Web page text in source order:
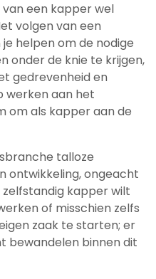
een kapper wel
volgen van een
helpen om de nodige
onder de knie te krijgen,
gedrevenheid en
werken aan het
om als kapper aan de
talloze
ontwikkeling, ongeacht
zelfstandig kapper wilt
of misschien zelfs
zaak te starten; er
bewandelen binnen dit